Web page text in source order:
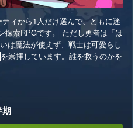
ィから1人だけ選んで、ともに迷
探索RPGです。 ただし勇者は「は
は魔法が使えず、戦士は可愛らし
崇拝しています。誰を救うのかを
期